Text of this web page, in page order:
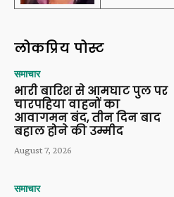
लोकप्रिय पोस्ट
समाचार
भारी बारिश से आमघाट पुल पर
चारपहिया वाहनों का
आवागमन बंद, तीन दिन बाद
बहाल होने की उम्मीद
August 7, 2026
समाचार